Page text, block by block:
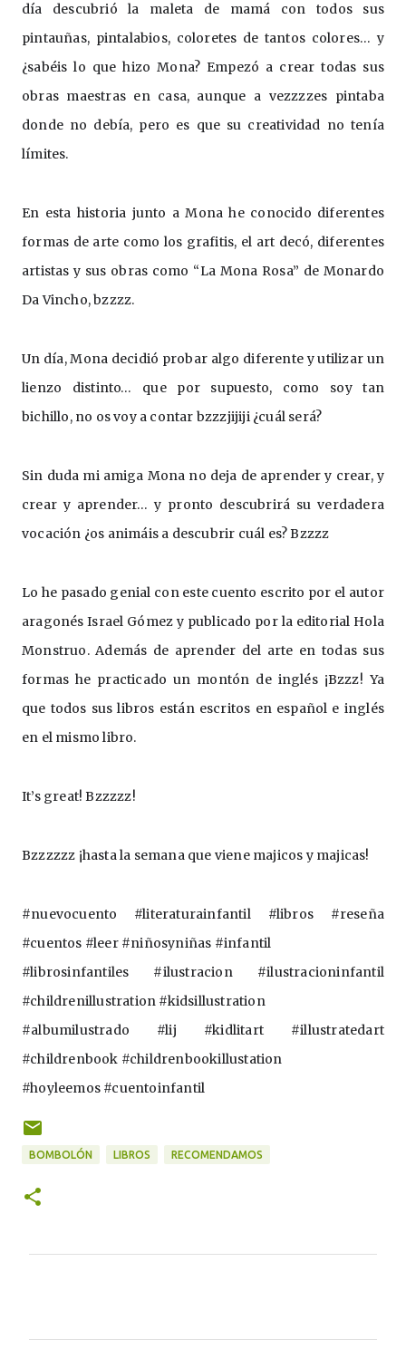
día descubrió la maleta de mamá con todos sus
pintauñas, pintalabios, coloretes de tantos colores… y
¿sabéis lo que hizo Mona? Empezó a crear todas sus
obras maestras en casa, aunque a vezzzzes pintaba
donde no debía, pero es que su creatividad no tenía
límites.
En esta historia junto a Mona he conocido diferentes
formas de arte como los grafitis, el art decó, diferentes
artistas y sus obras como “La Mona Rosa” de Monardo
Da Vincho, bzzzz.
Un día, Mona decidió probar algo diferente y utilizar un
lienzo distinto… que por supuesto, como soy tan
bichillo, no os voy a contar bzzzjijiji ¿cuál será?
Sin duda mi amiga Mona no deja de aprender y crear, y
crear y aprender… y pronto descubrirá su verdadera
vocación ¿os animáis a descubrir cuál es? Bzzzz
Lo he pasado genial con este cuento escrito por el autor
aragonés Israel Gómez y publicado por la editorial Hola
Monstruo. Además de aprender del arte en todas sus
formas he practicado un montón de inglés ¡Bzzz! Ya
que todos sus libros están escritos en español e inglés
en el mismo libro.
It’s great! Bzzzzz!
Bzzzzzz ¡hasta la semana que viene majicos y majicas!
#nuevocuento #literaturainfantil #libros #reseña
#cuentos #leer #niñosyniñas #infantil
#librosinfantiles #ilustracion #ilustracioninfantil
#childrenillustration #kidsillustration
#albumilustrado #lij #kidlitart #illustratedart
#childrenbook #childrenbookillustation
#hoyleemos #cuentoinfantil
BOMBOLÓN LIBROS RECOMENDAMOS